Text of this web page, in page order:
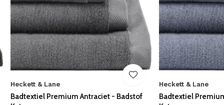
Heckett & Lane
Badtextiel Premium Antraciet - Badstof
Heckett & Lane
Badtextiel